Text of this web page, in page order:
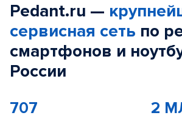
Pedant.ru —
сервисная сеть по
смартфонов и
России
707 2